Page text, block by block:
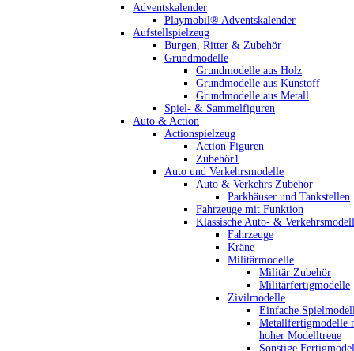
Adventskalender
Playmobil® Adventskalender
Aufstellspielzeug
Burgen, Ritter & Zubehör
Grundmodelle
Grundmodelle aus Holz
Grundmodelle aus Kunstoff
Grundmodelle aus Metall
Spiel- & Sammelfiguren
Auto & Action
Actionspielzeug
Action Figuren
Zubehör1
Auto und Verkehrsmodelle
Auto & Verkehrs Zubehör
Parkhäuser und Tankstellen
Fahrzeuge mit Funktion
Klassische Auto- &
Fahrzeuge
Kräne
Militärmodelle
Militär Zubehör
Militärfertigmodelle
Zivilmodelle
Einfache
Metallfertigmodelle
hoher Modelltreue
Sonstige